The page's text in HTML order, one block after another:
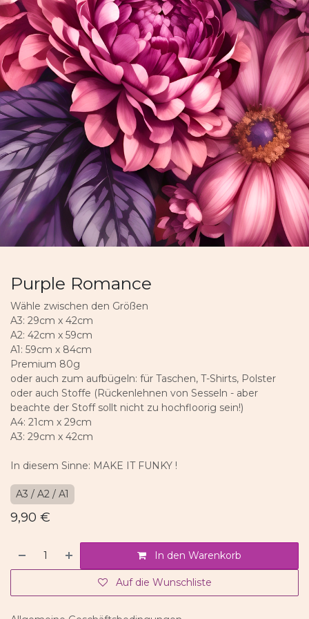
Purple Romance
Wähle zwischen den Größen
A3: 29cm x 42cm
A2: 42cm x 59cm
A1: 59cm x 84cm
Premium 80g
oder auch zum aufbügeln: für Taschen, T-Shirts, Polster
oder auch Stoffe (Rückenlehnen von Sesseln - aber
beachte der Stoff sollt nicht zu hochfloorig sein!)
A4: 21cm x 29cm
A3: 29cm x 42cm
In diesem Sinne: MAKE IT FUNKY !
A3 / A2 / A1
9,90 €
In den Warenkorb
Auf die Wunschliste